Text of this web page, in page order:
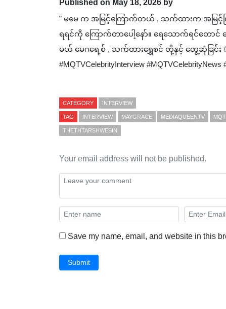
Published on May 18, 2026 by
” မမေ က အမြင့်ကြောက်တယ် , သက်ထားက အမြ
ရရင်ကို ကြောက်တာပေါ့နော်။ ရေသောက်ရင်တေ
မယ် မေဂရေ့စ် , သက်ထားရွှေစင် တို့နှင့် တွေ့ဆုံခြင်း
#MQTVCelebrityInterview
CATEGORY INTERVIEW
TAG INTERVIEW MAYGRACE MEDIAQUEENTV
THETHTARSHWESIN
Your email address will not be published.
Save my name, email, and website in this
Submit